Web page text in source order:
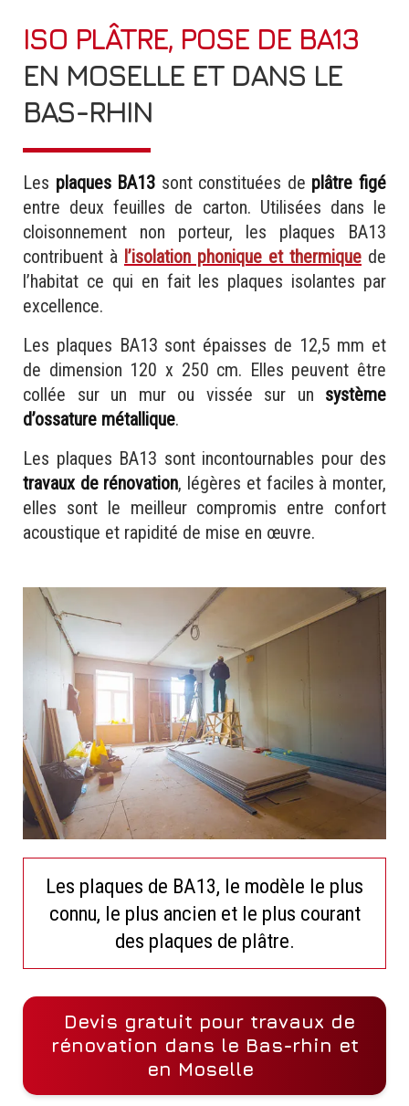
ISO PLÂTRE, POSE DE BA13
EN MOSELLE ET DANS LE
BAS-RHIN
Les plaques BA13 sont constituées de plâtre figé
entre deux feuilles de carton. Utilisées dans le
cloisonnement non porteur, les plaques BA13
contribuent à l’isolation phonique et thermique de
l’habitat ce qui en fait les plaques isolantes par
excellence.
Les plaques BA13 sont épaisses de 12,5 mm et
de dimension 120 x 250 cm. Elles peuvent être
collée sur un mur ou vissée sur un système
d’ossature métallique.
Les plaques BA13 sont incontournables pour des
travaux de rénovation, légères et faciles à monter,
elles sont le meilleur compromis entre confort
acoustique et rapidité de mise en œuvre.
Les plaques de BA13, le modèle le plus
connu, le plus ancien et le plus courant
des plaques de plâtre.
Devis gratuit pour travaux de
rénovation dans le Bas-rhin et
en Moselle